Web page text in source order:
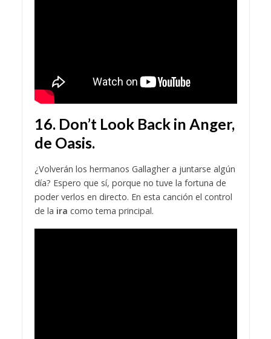
16. Don’t Look Back in Anger,
de Oasis.
¿Volverán los hermanos Gallagher a juntarse algún
día? Espero que sí, porque no tuve la fortuna de
poder verlos en directo. En esta canción el control
de la ira como tema principal.